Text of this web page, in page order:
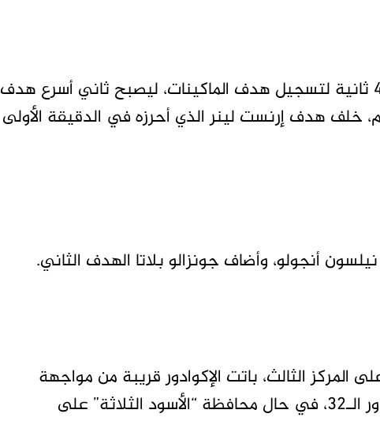
ولم يحتج ليروي ساني سوى دقيقة و49 ثانية لتسجيل هدف الماكينات، ليصبح ثاني أسرع هدف
خلف هدف إرنست لينر الذي أحرزه في الدقيقة الأولى
أنجولو، وأضاف جونزالو بلاتا الهدف الثاني.
الثالث، باتت الإكوادور قريبة من مواجهة
إنجلترا، متصدرة المجموعة الـ12، في دور الـ32، في حال محافظة “الأسود الثلاثة” على